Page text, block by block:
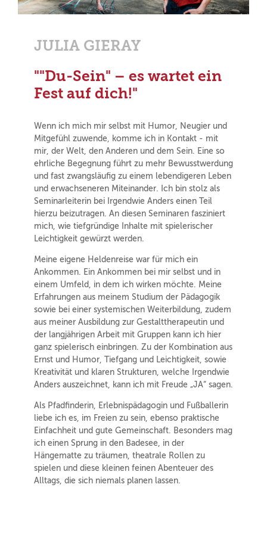
JULIA GIERAY
""Du-Sein" – es wartet ein
Fest auf dich!"
Wenn ich mich mir selbst mit Humor, Neugier und
Mitgefühl zuwende, komme ich in Kontakt - mit
mir, der Welt, den Anderen und dem Sein. Eine so
ehrliche Begegnung führt zu mehr Bewusstwerdung
und fast zwangsläufig zu einem lebendigeren Leben
und erwachseneren Miteinander. Ich bin stolz als
Seminarleiterin bei Irgendwie Anders einen Teil
hierzu beizutragen. An diesen Seminaren fasziniert
mich, wie tiefgründige Inhalte mit spielerischer
Leichtigkeit gewürzt werden.
Meine eigene Heldenreise war für mich ein
Ankommen. Ein Ankommen bei mir selbst und in
einem Umfeld, in dem ich wirken möchte. Meine
Erfahrungen aus meinem Studium der Pädagogik
sowie bei einer systemischen Weiterbildung, zudem
aus meiner Ausbildung zur Gestalttherapeutin und
der langjährigen Arbeit mit Gruppen kann ich hier
ganz spielerisch einbringen. Zu der Kombination aus
Ernst und Humor, Tiefgang und Leichtigkeit, sowie
Kreativität und klaren Strukturen, welche Irgendwie
Anders auszeichnet, kann ich mit Freude „JA“ sagen.
Als Pfadfinderin, Erlebnispädagogin und Fußballerin
liebe ich es, im Freien zu sein, ebenso praktische
Einfachheit und gute Gemeinschaft. Besonders mag
ich einen Sprung in den Badesee, in der
Hängematte zu träumen, theatrale Rollen zu
spielen und diese kleinen feinen Abenteuer des
Alltags, die sich niemals planen lassen.